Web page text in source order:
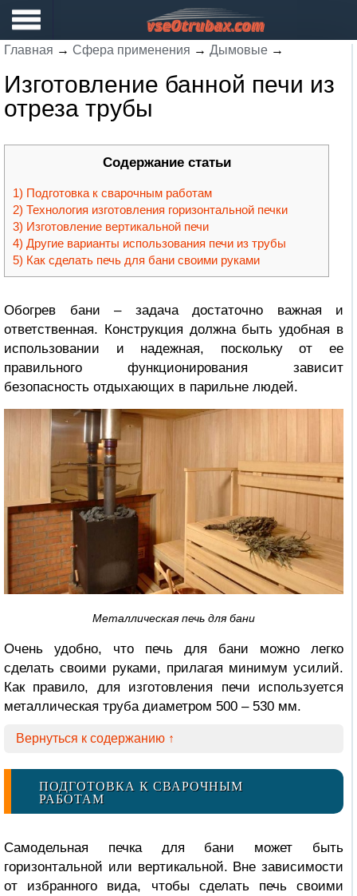
Главная → Сфера применения → Дымовые →
Изготовление банной печи из
отреза трубы
Содержание статьи
Подготовка к сварочным работам
Технология изготовления горизонтальной печки
Изготовление вертикальной печи
Другие варианты использования печи из трубы
Как сделать печь для бани своими руками
Обогрев бани – задача достаточно важная и
ответственная. Конструкция должна быть удобная в
использовании и надежная, поскольку от ее
правильного функционирования зависит
безопасность отдыхающих в парильне людей.
Металлическая печь для бани
Очень удобно, что печь для бани можно легко
сделать своими руками, прилагая минимум усилий.
Как правило, для изготовления печи используется
металлическая труба диаметром 500 – 530 мм.
Вернуться к содержанию ↑
ПОДГОТОВКА К СВАРОЧНЫМ
РАБОТАМ
Самодельная печка для бани может быть
горизонтальной или вертикальной. Вне зависимости
от избранного вида, чтобы сделать печь своими